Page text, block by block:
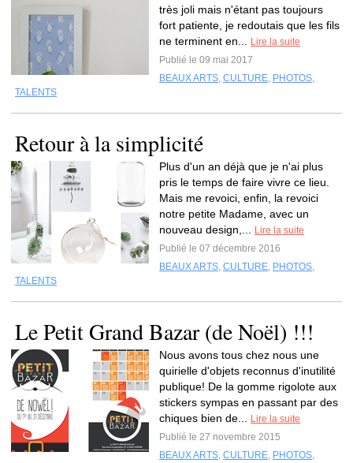
très joli mais n'étant pas toujours
fort patiente, je redoutais que les fils
ne terminent en...
Lire la suite
Publié le 09 mai 2017
BEAUX ARTS, CULTURE, PHOTOS,
TALENTS
Retour à la simplicité
Plus d'un an déjà que je n'ai plus
pris le temps de faire vivre ce lieu.
Mais me revoici, enfin, la revoici
notre petite Madame, avec un
nouveau design,...
Lire la suite
Publié le 07 décembre 2016
BEAUX ARTS, CULTURE, PHOTOS,
TALENTS
Le Petit Grand Bazar (de Noël) !!!
Nous avons tous chez nous une
quirielle d'objets reconnus d'inutilité
publique! De la gomme rigolote aux
stickers sympas en passant par des
chiques bien de...
Lire la suite
Publié le 27 novembre 2015
BEAUX ARTS, CULTURE, PHOTOS,